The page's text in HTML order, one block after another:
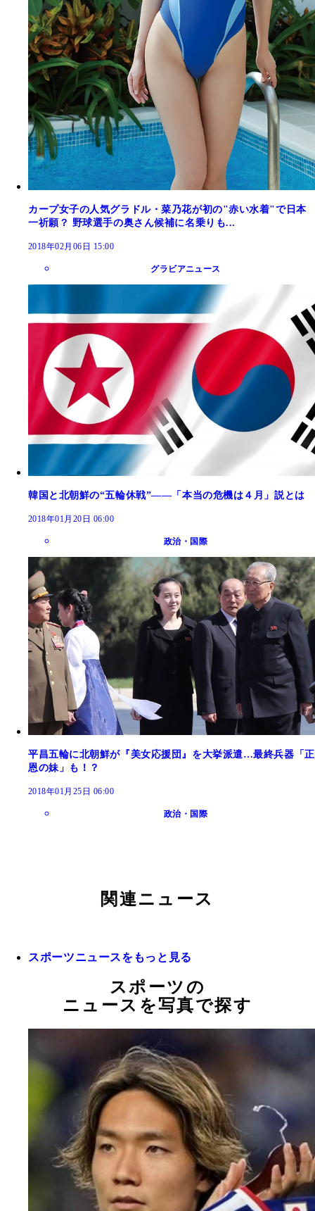
カープ女子の人気グラドル・菜乃花が初の"赤い水着"で日本
一祈願？ 野球選手の奥さん候補に名乗りも...
2018年02月06日 15:00
グラビアニュース
韓国と北朝鮮の“五輪休戦”――「本当の危機は４月」説とは
2018年01月20日 06:00
政治・国際
平昌五輪に北朝鮮が『美女応援団』を大挙派遣…最終兵器「正
恩の妹」も！？
2018年01月25日 06:00
政治・国際
関連ニュース
スポーツニュースをもっと見る
スポーツの
ニュースを写真で探す